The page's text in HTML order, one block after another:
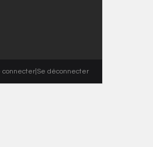
connecter|Se déconnecter